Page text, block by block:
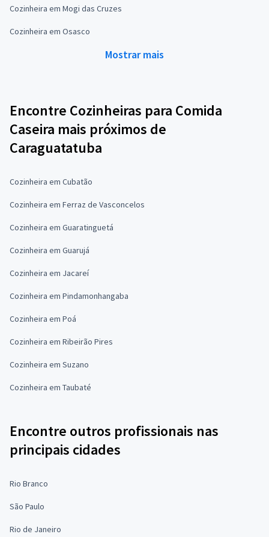
Cozinheira em Mogi das Cruzes
Cozinheira em Osasco
Mostrar mais
Encontre Cozinheiras para Comida
Caseira mais próximos de
Caraguatatuba
Cozinheira em Cubatão
Cozinheira em Ferraz de Vasconcelos
Cozinheira em Guaratinguetá
Cozinheira em Guarujá
Cozinheira em Jacareí
Cozinheira em Pindamonhangaba
Cozinheira em Poá
Cozinheira em Ribeirão Pires
Cozinheira em Suzano
Cozinheira em Taubaté
Encontre outros profissionais nas
principais cidades
Rio Branco
São Paulo
Rio de Janeiro